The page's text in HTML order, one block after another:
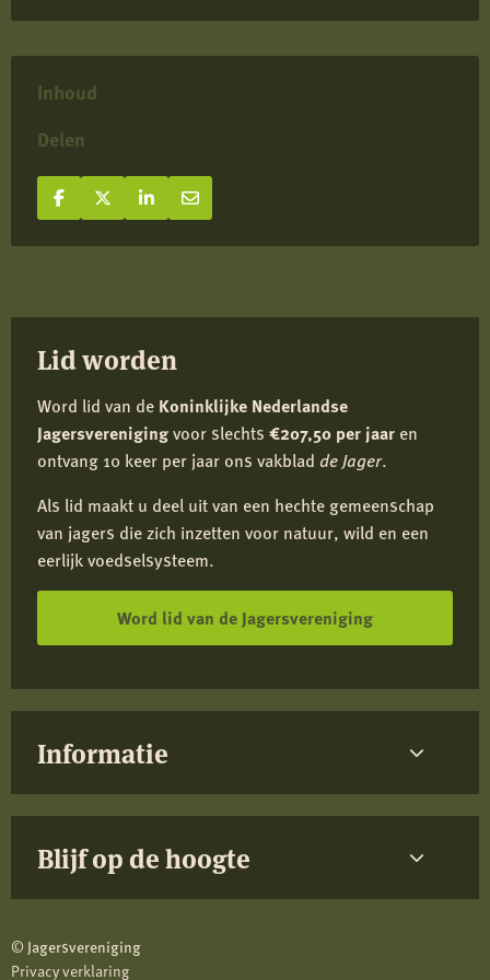
Inhoud
Delen
Deel op Facebook
Deel
op
Deel op X
Deel
op
Deel op LinkedIn
Deel
op
Deel via e-mail
Deel
via
Informatie
Lid worden
Word lid van de Koninklijke Nederlandse
Jagersverenigingvoor slechts €207,50 per jaar en
ontvang 10 keer per jaar ons vakblad de Jager.
Als lid maakt u deel uit van een hechte gemeenschap
van jagers die zich inzetten voor natuur, wild en een
eerlijk voedselsysteem.
Word lid van de Jagersvereniging
Blijf op de hoogte
© Jagersvereniging
Privacy verklaring